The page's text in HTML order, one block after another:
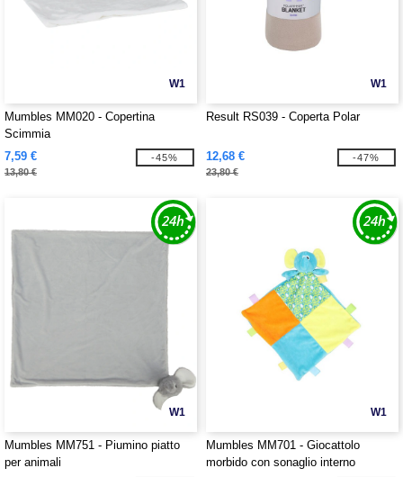
W1
Mumbles MM020 - Copertina
Scimmia
7,59 €
13,80 €
-45%
W1
Result RS039 - Coperta Polar
12,68 €
23,80 €
-47%
W1
Mumbles MM751 - Piumino piatto
per animali
W1
Mumbles MM701 - Giocattolo
morbido con sonaglio interno